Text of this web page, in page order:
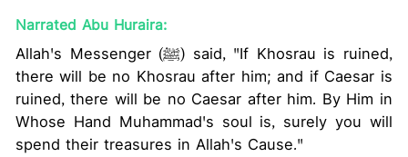
Narrated Abu Huraira:
Allah's Messenger (ﷺ) said, "If Khosrau is ruined,
there will be no Khosrau after him; and if Caesar is
ruined, there will be no Caesar after him. By Him in
Whose Hand Muhammad's soul is, surely you will
spend their treasures in Allah's Cause."